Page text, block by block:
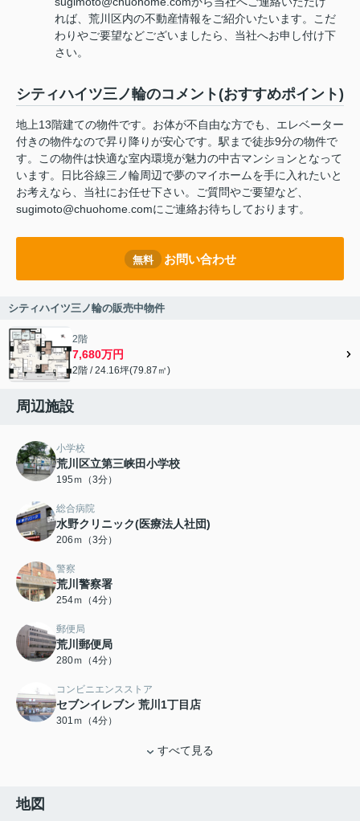
れば、荒川区内の不動産情報をご紹介いたいます。こだ
わりやご要望などございましたら、当社へお申し付け下
さい。
シティハイツ三ノ輪のコメント(おすすめポイント)
地上13階建ての物件です。お体が不自由な方でも、エレベーター
付きの物件なので昇り降りが安心です。駅まで徒歩9分の物件で
す。この物件は快適な室内環境が魅力の中古マンションとなって
います。日比谷線三ノ輪周辺で夢のマイホームを手に入れたいと
お考えなら、当社にお任せ下さい。ご質問やご要望など、
sugimoto@chuohome.comにご連絡お待ちしております。
無料 お問い合わせ
シティハイツ三ノ輪の販売中物件
2階
7,680万円
2階 / 24.16坪(79.87㎡)
周辺施設
小学校
荒川区立第三峡田小学校
195ｍ（3分）
総合病院
水野クリニック(医療法人社団)
206ｍ（3分）
警察
荒川警察署
254ｍ（4分）
郵便局
荒川郵便局
280ｍ（4分）
コンビニエンスストア
セブンイレブン 荒川1丁目店
301ｍ（4分）
すべて見る
地図